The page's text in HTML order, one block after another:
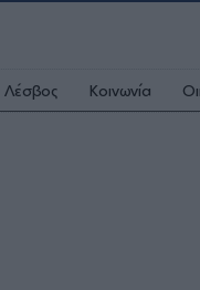
Λέσβος Κοινωνία